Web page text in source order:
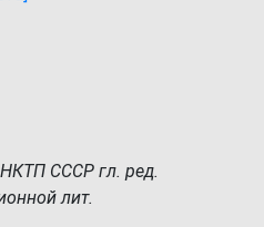
СССР гл. ред.
лит.